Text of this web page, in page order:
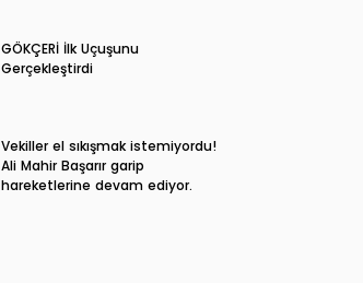
GÖKÇERİ İlk Uçuşunu
Gerçekleştirdi
Vekiller el sıkışmak istemiyordu!
Ali Mahir Başarır garip
hareketlerine devam ediyor.